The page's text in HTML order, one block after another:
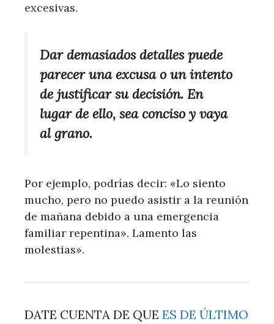
excesivas.
Dar demasiados detalles puede
parecer una excusa o un intento
de justificar su decisión. En
lugar de ello, sea conciso y vaya
al grano.
Por ejemplo, podrías decir: «Lo siento
mucho, pero no puedo asistir a la reunión
de mañana debido a una emergencia
familiar repentina». Lamento las
molestias».
DATE CUENTA DE QUE ES DE ÚLTIMO